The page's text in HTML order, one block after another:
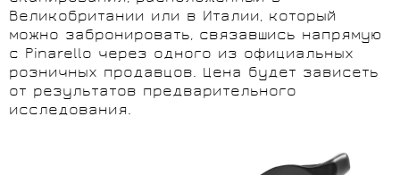
Великобритании или в Италии, который
можно забронировать, связавшись напрямую
с Pinarello через одного из официальных
розничных продавцов. Цена будет зависеть
от результатов предварительного
исследования.